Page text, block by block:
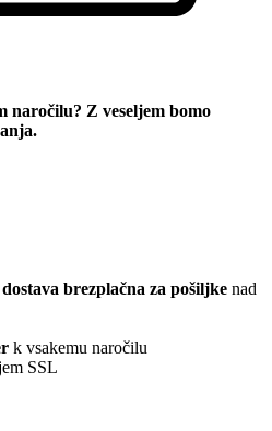
naročilu? Z veseljem bomo
brezplačna za pošiljke nad
k vsakemu naročilu
SSL